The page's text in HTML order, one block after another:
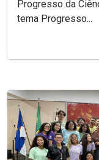
Progresso da
tema Progresso...